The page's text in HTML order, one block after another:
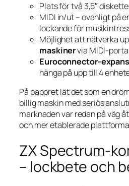
Plats för två 3,5″
MIDI in/ut – ovanligt på
lockande för
Möjlighet att nätverka
maskinervia MIDI-
Euroconnector-
hänga på upp till 4
På pappret lät det som en
billig maskin med seriös
marknaden var redan på väg
och mer etablerade
ZX Spectrum-
– lockbete och